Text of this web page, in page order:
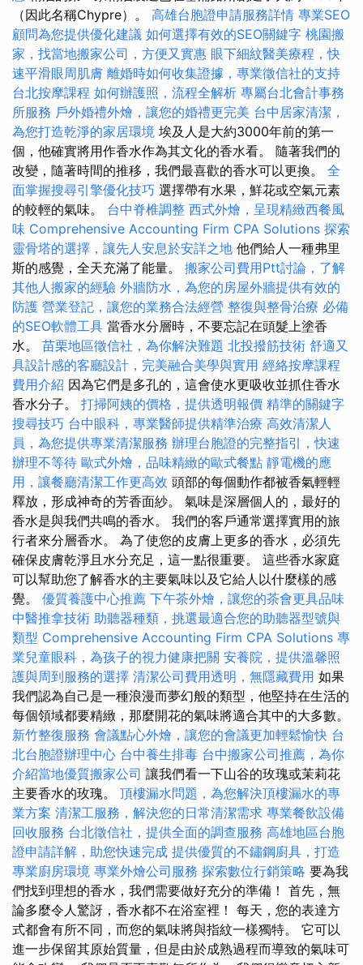
（因此名稱Chypre）。 高雄台胞證申請服務詳情 專業SEO
顧問為您提供優化建議 如何選擇有效的SEO關鍵字 桃園搬
家，找當地搬家公司，方便又實惠 眼下細紋醫美療程，快
速平滑眼周肌膚 離婚時如何收集證據，專業徵信社的支持
台北按摩課程 如何辦護照，流程全解析 專屬台北會計事務
所服務 戶外婚禮外燴，讓您的婚禮更完美 台中居家清潔，
為您打造乾淨的家居環境 埃及人是大約3000年前的第一
個，他確實將用作香水作為其文化的香水看。 隨著我們的
改變，隨著時間的推移，我們最喜歡的香水可以更換。 全
面掌握搜尋引擎優化技巧 選擇帶有水果，鮮花或空氣元素
的較輕的氣味。 台中脊椎調整 西式外燴，呈現精緻西餐風
味 Comprehensive Accounting Firm CPA Solutions 探索
靈骨塔的選擇，讓先人安息於安詳之地 他們給人一種弗里
斯的感覺，全天充滿了能量。 搬家公司費用Ptt討論，了解
其他人搬家的經驗 外牆防水，為您的房屋外牆提供有效的
防護 營業登記，讓您的業務合法經營 整復與整骨治療 必備
的SEO軟體工具 當香水分層時，不要忘記在頭髮上塗香
水。 苗栗地區徵信社，為你解決難題 北投撥筋技術 舒適又
具設計感的客廳設計，完美融合美學與實用 經絡按摩課程
費用介紹 因為它們是多孔的，這會使水更吸收並抓住香水
香水分子。 打掃阿姨的價格，提供透明報價 精準的關鍵字
搜尋技巧 台中眼科，專業醫師提供精準治療 高效清潔人
員，為您提供專業清潔服務 辦理台胞證的完整指引，快速
辦理不等待 歐式外燴，品味精緻的歐式餐點 靜電機的應
用，讓餐廳清潔工作更高效 頭部的每個動作都被香氣輕輕
釋放，形成神奇的芳香面紗。 氣味是深層個人的，最好的
香水是與我們共鳴的香水。 我們的客戶通常選擇實用的旅
行者來分層香水。 為了使您的皮膚上更多的香水，必須先
確保皮膚乾淨且水分充足，這一點很重要。 這些香水家庭
可以幫助您了解香水的主要氣味以及它給人以什麼樣的感
覺。 優質養護中心推薦 下午茶外燴，讓您的茶會更具品味
中醫推拿技術 助聽器種類，挑選最適合您的助聽器型號與
類型 Comprehensive Accounting Firm CPA Solutions 專
業兒童眼科，為孩子的視力健康把關 安養院，提供溫馨照
護與周到服務的選擇 清潔公司費用透明，無隱藏費用 如果
我們認為自己是一種浪漫而夢幻般的類型，他堅持在生活的
每個領域都要精緻，那麼開花的氣味將適合其中的大多數。
新竹整復服務 會議點心外燴，讓您的會議更加輕鬆愉快 台
北台胞證辦理中心 台中養生排毒 台中搬家公司推薦，為你
介紹當地優質搬家公司 讓我們看一下山谷的玫瑰或茉莉花
主要香水的玫瑰。 頂樓漏水問題，為您解決頂樓漏水的專
業方案 清潔工服務，解決您的日常清潔需求 專業餐飲設備
回收服務 台北徵信社，提供全面的調查服務 高雄地區台胞
證申請詳解，助您快速完成 提供優質的不鏽鋼廚具，打造
專業廚房環境 專業外燴公司服務 探索數位行銷策略 要為我
們找到理想的香水，我們需要做好充分的準備！ 首先，無
論多麼令人驚訝，香水都不在浴室裡！ 每天，您的表達方
式都會有所不同，而您的氣味將與指紋一樣獨特。 它可以
進一步保留其原始質量，但是由於成熟過程而導致的氣味可